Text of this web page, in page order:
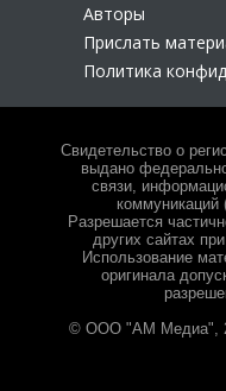
Авторы
Прислать
Политика
Свидетельство о
выдано
связи,
коммуникаций
Разрешается
других сайтах
Использование
оригинала
© ООО "АМ Медиа",